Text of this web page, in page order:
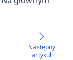
Następny
artykuł